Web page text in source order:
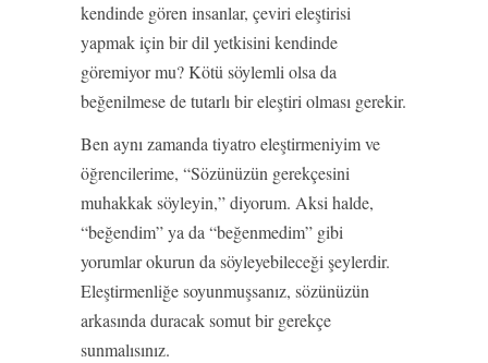
kendinde gören insanlar, çeviri eleştirisi
yapmak için bir dil yetkisini kendinde
göremiyor mu? Kötü söylemli olsa da
beğenilmese de tutarlı bir eleştiri olması gerekir.
Ben aynı zamanda tiyatro eleştirmeniyim ve
öğrencilerime, “Sözünüzün gerekçesini
muhakkak söyleyin,” diyorum. Aksi halde,
“beğendim” ya da “beğenmedim” gibi
yorumlar okurun da söyleyebileceği şeylerdir.
Eleştirmenliğe soyunmuşsanız, sözünüzün
arkasında duracak somut bir gerekçe
sunmalısınız.